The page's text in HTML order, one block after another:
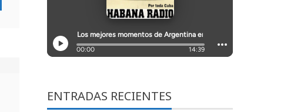
ENTRADAS RECIENTES